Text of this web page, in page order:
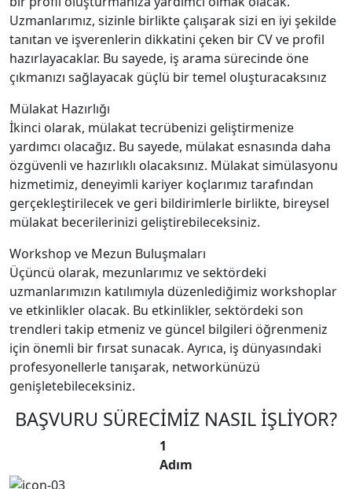
Uzmanlarımız, sizinle birlikte çalışarak sizi en iyi şekilde
tanıtan ve işverenlerin dikkatini çeken bir CV ve profil
hazırlayacaklar. Bu sayede, iş arama sürecinde öne
çıkmanızı sağlayacak güçlü bir temel oluşturacaksınız
Mülakat Hazırlığı
İkinci olarak, mülakat tecrübenizi geliştirmenize
yardımcı olacağız. Bu sayede, mülakat esnasında daha
özgüvenli ve hazırlıklı olacaksınız. Mülakat simülasyonu
hizmetimiz, deneyimli kariyer koçlarımız tarafından
gerçekleştirilecek ve geri bildirimlerle birlikte, bireysel
mülakat becerilerinizi geliştirebileceksiniz.
Workshop ve Mezun Buluşmaları
Üçüncü olarak, mezunlarımız ve sektördeki
uzmanlarımızın katılımıyla düzenlediğimiz workshoplar
ve etkinlikler olacak. Bu etkinlikler, sektördeki son
trendleri takip etmeniz ve güncel bilgileri öğrenmeniz
için önemli bir fırsat sunacak. Ayrıca, iş dünyasındaki
profesyonellerle tanışarak, networkünüzü
genişletebileceksiniz.
BAŞVURU SÜRECİMİZ NASIL İŞLİYOR?
1
Adım